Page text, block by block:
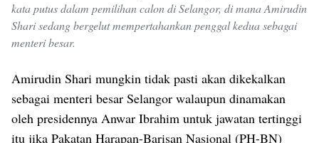
kata putus dalam pemilihan calon di Selangor, di mana Amirudin
Shari sedang bergelut mempertahankan penggal kedua sebagai
menteri besar.
Amirudin Shari mungkin tidak pasti akan dikekalkan
sebagai menteri besar Selangor walaupun dinamakan
oleh presidennya Anwar Ibrahim untuk jawatan tertinggi
itu jika Pakatan Harapan-Barisan Nasional (PH-BN)